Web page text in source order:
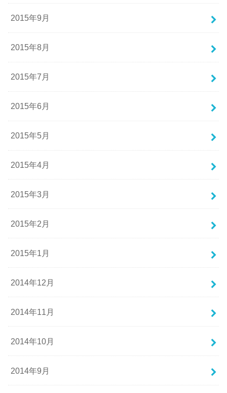
2015年9月
2015年8月
2015年7月
2015年6月
2015年5月
2015年4月
2015年3月
2015年2月
2015年1月
2014年12月
2014年11月
2014年10月
2014年9月